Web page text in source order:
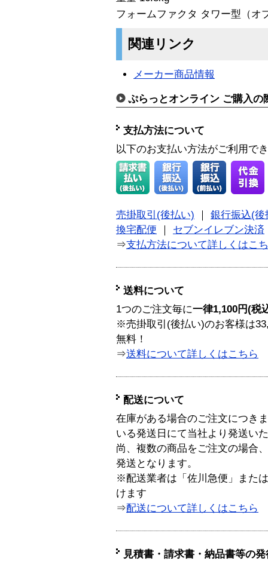
フォームファクタ タワー型（オ
関連リンク
メーカー商品情報
ぷらっとオンライン ご購入の
支払方法について
以下のお支払い方法がご利用で
売掛取引(後払い)
銀行振込(後
換宅配便
セブンイレブン決済
⇒支払方法について詳しくはこ
送料について
1つのご注文毎に一律1,100円(税
※売掛取引(後払い)のお客様は
無料！
⇒送料について詳しくはこちら
配送について
在庫がある場合のご注文につき
いる発送日にて当社より発送い
尚、複数の商品をご注文の場合
発送となります。
※配送業者は「佐川急便」また
けます
⇒配送について詳しくはこちら
見積書・請求書・納品書等の